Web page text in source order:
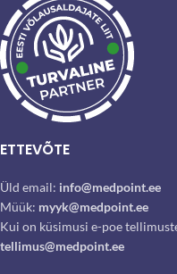
ETTEVÕTE
Üld email: info@medpoint.ee
Müük: myyk@medpoint.ee
Kui on küsimusi e-poe
tellimus@medpoint.ee